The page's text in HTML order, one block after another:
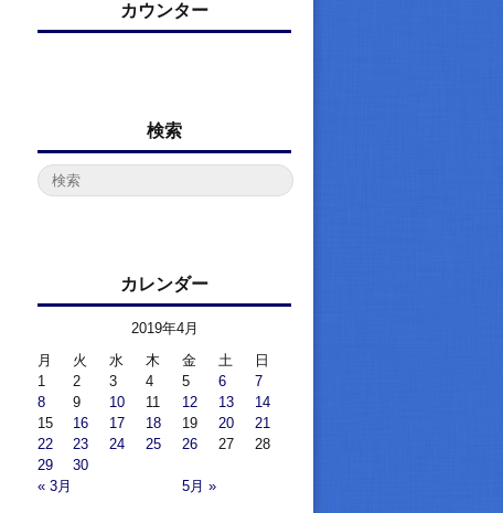
カウンター
検索
カレンダー
2019年4月
月
火 水 木 金 土 日
« 3月 5月 »
1 2 3 4 5 6
7
8
9 10 11 12 13
14
15
16 17 18 19 20
21
22
23 24 25 26 27
28
29
30